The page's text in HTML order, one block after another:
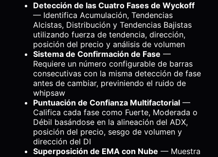
Detección de las Cuatro Fases de Wyckoff
— Identifica Acumulación, Tendencias
Alcistas, Distribución y Tendencias Bajistas
utilizando fuerza de tendencia, dirección,
posición del precio y análisis de volumen
Sistema de Confirmación de Fase —
Requiere un número configurable de barras
consecutivas con la misma detección de fase
antes de cambiar, previniendo el ruido de
whipsaw
Puntuación de Confianza Multifactorial —
Califica cada fase como Fuerte, Moderada o
Débil basándose en la alineación del ADX,
posición del precio, sesgo de volumen y
dirección del DI
Superposición de EMA con Nube — Muestra